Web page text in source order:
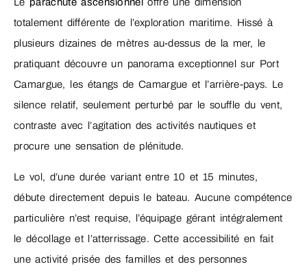
Le parachute ascensionnel offre une dimension
totalement différente de l’exploration maritime. Hissé à
plusieurs dizaines de mètres au-dessus de la mer, le
pratiquant découvre un panorama exceptionnel sur Port
Camargue, les étangs de Camargue et l’arrière-pays. Le
silence relatif, seulement perturbé par le souffle du vent,
contraste avec l’agitation des activités nautiques et
procure une sensation de plénitude.
Le vol, d’une durée variant entre 10 et 15 minutes,
débute directement depuis le bateau. Aucune compétence
particulière n’est requise, l’équipage gérant intégralement
le décollage et l’atterrissage. Cette accessibilité en fait
une activité prisée des familles et des personnes